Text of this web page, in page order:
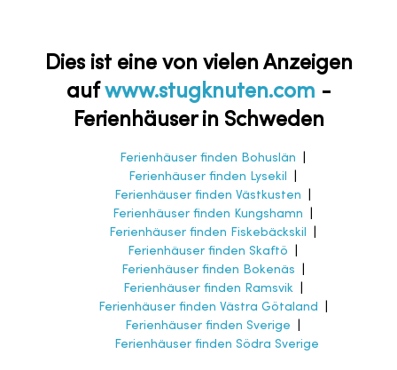
Dies ist eine von vielen Anzeigen
auf www.stugknuten.com -
Ferienhäuser in Schweden
Ferienhäuser finden Bohuslän
Ferienhäuser finden Lysekil
Ferienhäuser finden Västkusten
Ferienhäuser finden Kungshamn
Ferienhäuser finden Fiskebäckskil
Ferienhäuser finden Skaftö
Ferienhäuser finden Bokenäs
Ferienhäuser finden Ramsvik|
Ferienhäuser finden Västra Götaland
Ferienhäuser finden Sverige
Ferienhäuser finden Södra Sverige